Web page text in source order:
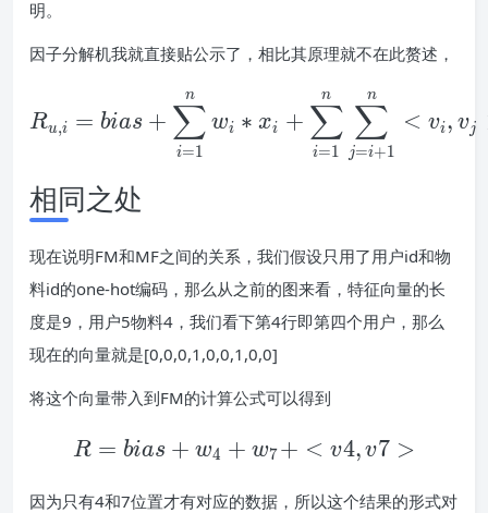
明。
因子分解机我就直接贴公示了，相比其原理就不在此赘述，
Ru,i = bias +
i=1
∑
n
wi ∗ xi +
i=1
∑
n
j=i+1
∑
n
< vi, vj
相同之处
现在说明FM和MF之间的关系，我们假设只用了用户id和物
料id的one-hot编码，那么从之前的图来看，特征向量的长
度是9，用户5物料4，我们看下第4行即第四个用户，那么
现在的向量就是[0,0,0,1,0,0,1,0,0]
将这个向量带入到FM的计算公式可以得到
R = bias + w4 + w7+ < v4, v7 >
因为只有4和7位置才有对应的数据，所以这个结果的形式对